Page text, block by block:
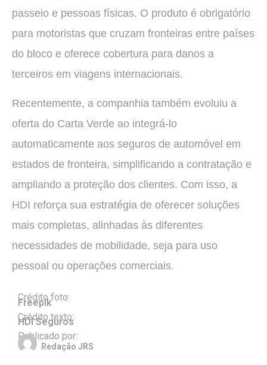
passeio e pessoas físicas. O produto é obrigatório
para motoristas que cruzam fronteiras entre países
do bloco e oferece cobertura para danos a
terceiros em viagens internacionais.
Recentemente, a companhia também evoluiu a
oferta do Carta Verde ao integrá-lo
automaticamente aos seguros de automóvel em
estados de fronteira, simplificando a contratação e
ampliando a proteção dos clientes. Com isso, a
HDI reforça sua estratégia de oferecer soluções
mais completas, alinhadas às diferentes
necessidades de mobilidade, seja para uso
pessoal ou operações comerciais.
Crédito foto:
Freepik
Crédito texto:
HDI Seguros
Publicado por:
Redação JRS